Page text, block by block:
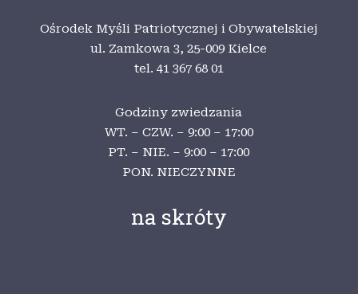
Ośrodek Myśli Patriotycznej i Obywatelskiej
ul. Zamkowa 3,25-009 Kielce
tel. 41 367 68 01
Godziny zwiedzania
WT. – CZW. – 9:00 – 17:00
PT. – NIE. – 9:00 – 17:00
PON. NIECZYNNE
na skróty